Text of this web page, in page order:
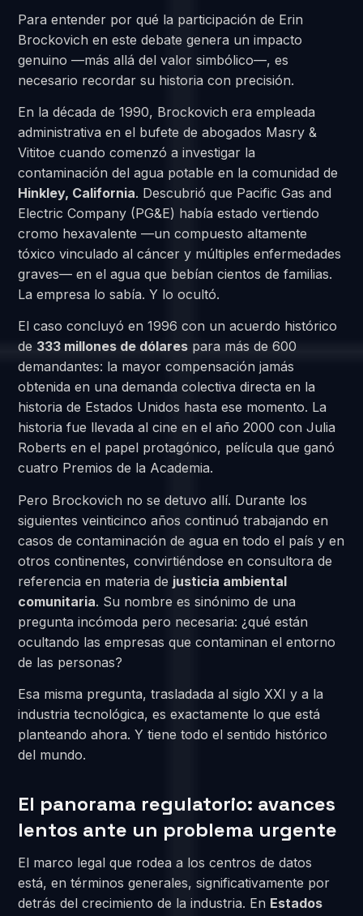
Para entender por qué la participación de Erin
Brockovich en este debate genera un impacto
genuino —más allá del valor simbólico—, es
necesario recordar su historia con precisión.
En la década de 1990, Brockovich era empleada
administrativa en el bufete de abogados Masry &
Vititoe cuando comenzó a investigar la
contaminación del agua potable en la comunidad de
Hinkley, California. Descubrió que Pacific Gas and
Electric Company (PG&E) había estado vertiendo
cromo hexavalente —un compuesto altamente
tóxico vinculado al cáncer y múltiples enfermedades
graves— en el agua que bebían cientos de familias.
La empresa lo sabía. Y lo ocultó.
El caso concluyó en 1996 con un acuerdo histórico
de 333 millones de dólares para más de 600
demandantes: la mayor compensación jamás
obtenida en una demanda colectiva directa en la
historia de Estados Unidos hasta ese momento. La
historia fue llevada al cine en el año 2000 con Julia
Roberts en el papel protagónico, película que ganó
cuatro Premios de la Academia.
Pero Brockovich no se detuvo allí. Durante los
siguientes veinticinco años continuó trabajando en
casos de contaminación de agua en todo el país y en
otros continentes, convirtiéndose en consultora de
referencia en materia de justicia ambiental
comunitaria. Su nombre es sinónimo de una
pregunta incómoda pero necesaria: ¿qué están
ocultando las empresas que contaminan el entorno
de las personas?
Esa misma pregunta, trasladada al siglo XXI y a la
industria tecnológica, es exactamente lo que está
planteando ahora. Y tiene todo el sentido histórico
del mundo.
El panorama regulatorio: avances
lentos ante un problema urgente
El marco legal que rodea a los centros de datos
está, en términos generales, significativamente por
detrás del crecimiento de la industria. En Estados